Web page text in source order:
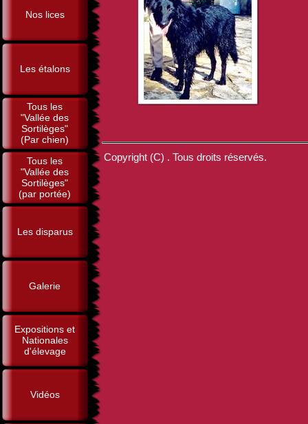
Nos lices
Les étalons
Tous les
"Vallée des
Sortilèges"
(Par chien)
Tous les
"Vallée des
Sortilèges"
(par portée)
Les disparus
Galerie
Expositions et
Nationales
d'élevage
Vidéos
Copyright (C) . Tous droits réservés.